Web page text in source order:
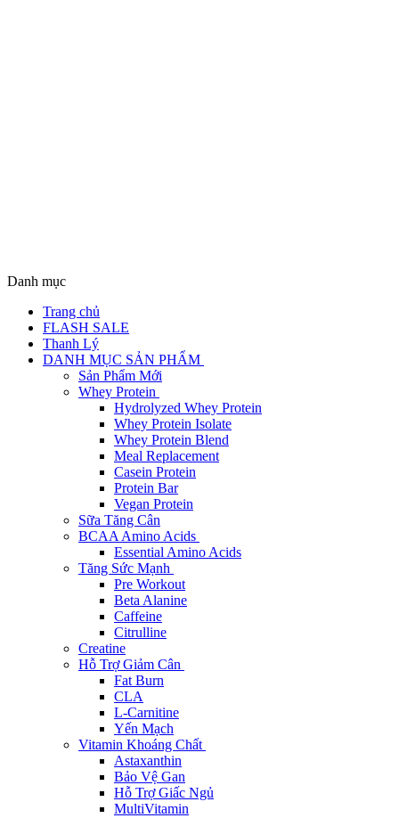
Danh mục
Trang chủ
FLASH SALE
Thanh Lý
DANH MỤC SẢN PHẨM
Sản Phẩm Mới
Whey Protein
Hydrolyzed Whey Protein
Whey Protein Isolate
Whey Protein Blend
Meal Replacement
Casein Protein
Protein Bar
Vegan Protein
Sữa Tăng Cân
BCAA Amino Acids
Essential Amino Acids
Tăng Sức Mạnh
Pre Workout
Beta Alanine
Caffeine
Citrulline
Creatine
Hỗ Trợ Giảm Cân
Fat Burn
CLA
L-Carnitine
Yến Mạch
Vitamin Khoáng Chất
Astaxanthin
Bảo Vệ Gan
Hỗ Trợ Giấc Ngủ
MultiVitamin